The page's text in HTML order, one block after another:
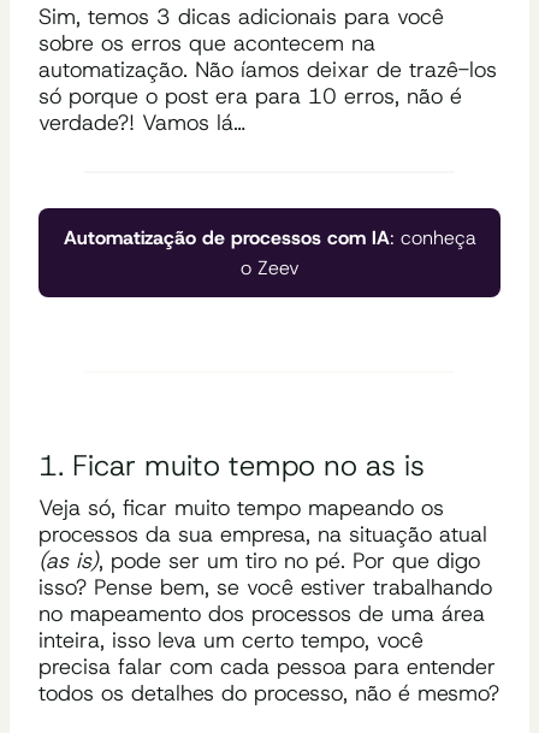
Sim, temos 3 dicas adicionais para você
sobre os erros que acontecem na
automatização. Não íamos deixar de trazê-los
só porque o post era para 10 erros, não é
verdade?! Vamos lá…
Automatização de processos com IA: conheça
o Zeev
1. Ficar muito tempo no as is
Veja só, ficar muito tempo mapeando os
processos da sua empresa, na situação atual
(as is), pode ser um tiro no pé. Por que digo
isso? Pense bem, se você estiver trabalhando
no mapeamento dos processos de uma área
inteira, isso leva um certo tempo, você
precisa falar com cada pessoa para entender
todos os detalhes do processo, não é mesmo?